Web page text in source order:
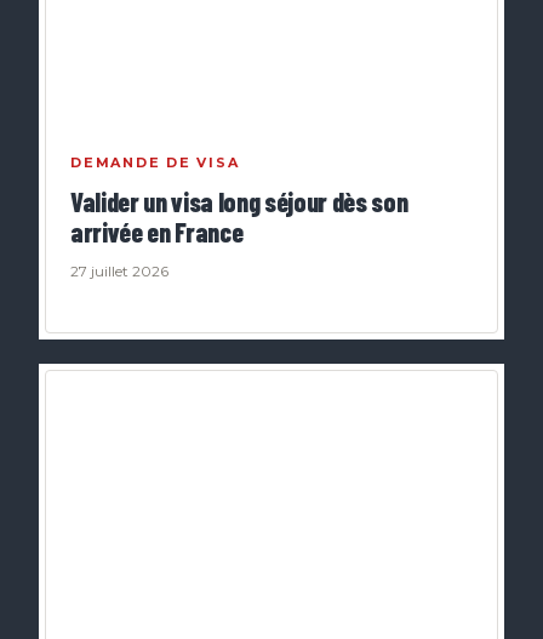
DEMANDE DE VISA
Valider un visa long séjour dès son
arrivée en France
27 juillet 2026